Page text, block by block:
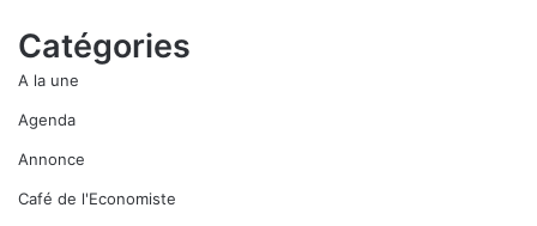
Catégories
A la une
Agenda
Annonce
Café de l'Economiste